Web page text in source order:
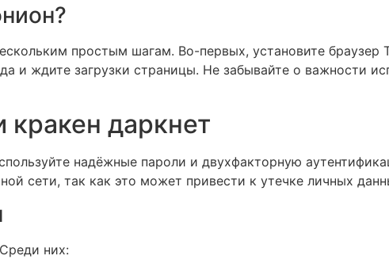
простым шагам. Во-первых, установите браузер
и ждите загрузки страницы. Не забывайте о важности
кракен даркнет
надёжные пароли и двухфакторную
сети, так как это может привести к утечке личных
них: